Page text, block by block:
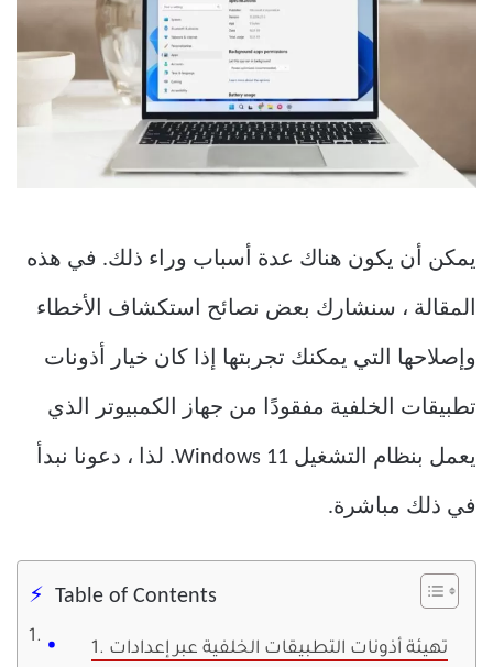
يمكن أن يكون هناك عدة أسباب وراء ذلك. في هذه
المقالة ، سنشارك بعض نصائح استكشاف الأخطاء
وإصلاحها التي يمكنك تجربتها إذا كان خيار أذونات
تطبيقات الخلفية مفقودًا من جهاز الكمبيوتر الذي
يعمل بنظام التشغيل Windows 11. لذا ، دعونا نبدأ
في ذلك مباشرة.
Table of Contents
1. تهيئة أذونات التطبيقات الخلفية عبر إعدادات